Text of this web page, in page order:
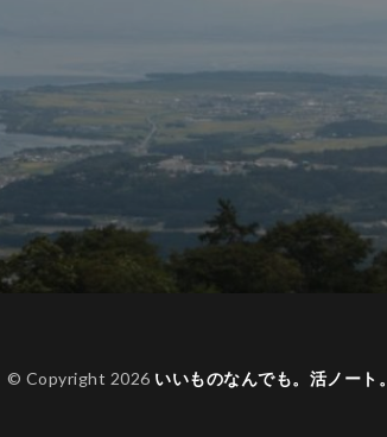
© Copyright 2026 いいものなんでも。活ノート。